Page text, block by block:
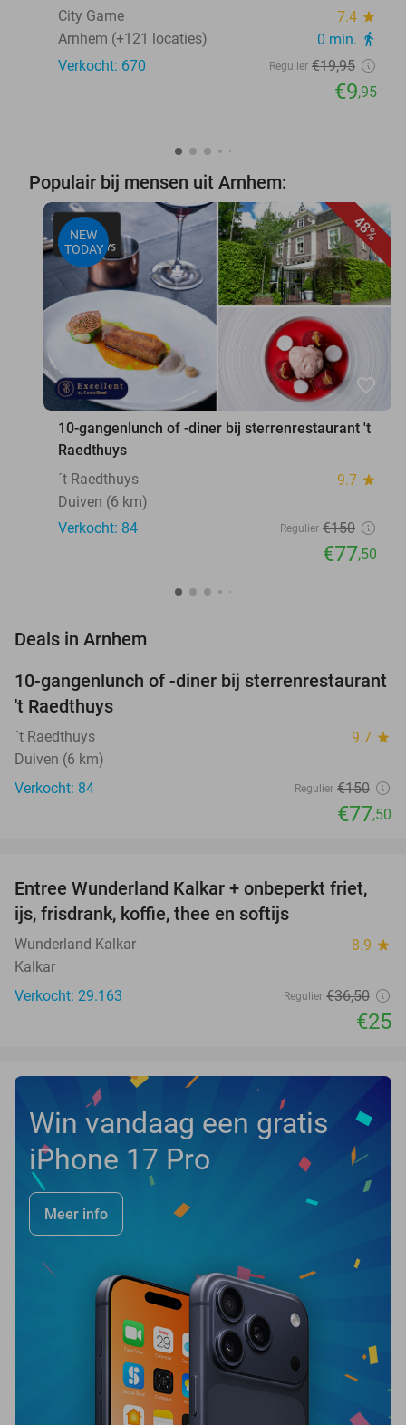
City Game
7.4 star
Arnhem (+121 locaties) 0 min. directions_walk
Verkocht: 670 Regulier €19,95
€9,95
Populair bij mensen uit Arnhem:
48%
NEW
TODAY
favorite_border
10-gangenlunch of -diner bij sterrenrestaurant 't
Raedthuys
´t Raedthuys
9.7 star
Duiven (6 km)
Verkocht: 84
Regulier €150
€77,50
Deals in Arnhem
48%
NEW
TODAY
10-gangenlunch of -diner bij sterrenrestaurant
't Raedthuys
´t Raedthuys 9.7 star
Duiven (6 km)
Verkocht: 84
Regulier €150
€77,50
32%
Entree Wunderland Kalkar + onbeperkt friet,
ijs, frisdrank, koffie, thee en softijs
Wunderland Kalkar 8.9 star
Kalkar
Verkocht: 29.163
Regulier €36,50
€25
Win vandaag een gratis
iPhone 17 Pro
Meer info